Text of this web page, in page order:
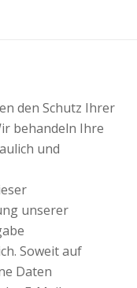
den Schutz Ihrer
behandeln Ihre
und
unserer
Soweit auf
Daten